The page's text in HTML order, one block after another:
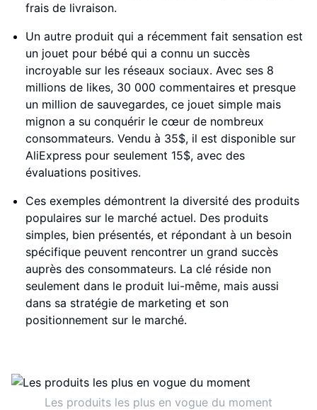
frais de livraison.
Un autre produit qui a récemment fait sensation est
un jouet pour bébé qui a connu un succès
incroyable sur les réseaux sociaux. Avec ses 8
millions de likes, 30 000 commentaires et presque
un million de sauvegardes, ce jouet simple mais
mignon a su conquérir le cœur de nombreux
consommateurs. Vendu à 35$, il est disponible sur
AliExpress pour seulement 15$, avec des
évaluations positives.
Ces exemples démontrent la diversité des produits
populaires sur le marché actuel. Des produits
simples, bien présentés, et répondant à un besoin
spécifique peuvent rencontrer un grand succès
auprès des consommateurs. La clé réside non
seulement dans le produit lui-même, mais aussi
dans sa stratégie de marketing et son
positionnement sur le marché.
Les produits les plus en vogue du moment